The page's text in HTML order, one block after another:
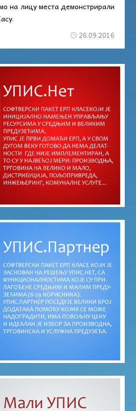
на лицу места демонстрирали
26.09.2016